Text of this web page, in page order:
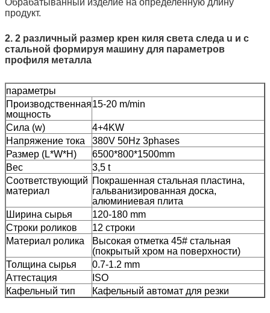
продукт.
2. 2 различный размер крен киля света следа u и c
стальной формируя машину для параметров
профиля металла
параметры
Производственная
мощность
15-20 m/min
Сила (w)
4+4KW
Напряжение тока
380V 50Hz 3phases
Размер (L*W*H)
6500*800*1500mm
Вес
3,5 t
Соответствующий
материал
Покрашенная стальная пластина,
гальванизированная доска,
алюминиевая плита
Ширина сырья
120-180 mm
Строки роликов
12 строки
Материал ролика
Высокая отметка 45# стальная
(покрытый хром на поверхности)
Толщина сырья
0.7-1.2 mm
Аттестация
ISO
Кафельный тип
Кафельный автомат для резки